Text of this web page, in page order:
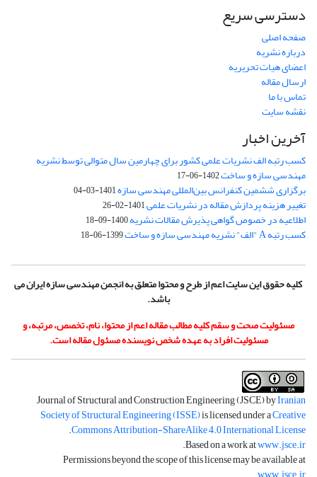
دسترسی سریع
صفحه اصلی
درباره نشریه
اعضای هیات تحریریه
ارسال مقاله
تماس با ما
نقشه سایت
آخرین اخبار
کسب رتبه الف نشریات علمی کشور برای چهارمین سال متوالی توسط نشریه
مهندسی سازه و ساخت1402-06-17
برگزاری ششمین کنفرانس بین‌المللی مهندسی سازه1401-03-04
تغییر هزینه پردازش مقاله در نشریات علمی1401-02-26
اطلاعیه در خصوص گواهی پذیرش مقالات نشریه1400-09-18
کسب رتبه A "الف" نشریه مهندسی سازه و ساخت 1399-06-18
کلیه حقوق این سایت اعم از طرح و محتوا متعلق به انجمن مهندسی سازه ایران می
باشد.
مسئولیت صحت و سقم کلیه مطالب مقاله اعم از محتوا، نام، تخصص، مرتبه، و
مسئولیت افراد به عهده شخص نویسنده مسئول مقاله است.
Journal of Structural and Construction Engineering (JSCE) byIranian
Society of Structural Engineering (ISSE)is licensed under aCreative
Commons Attribution-ShareAlike 4.0 International License
.
Based on a work atwww.jsce.ir
.
Permissions beyond the scope of this license may be available at